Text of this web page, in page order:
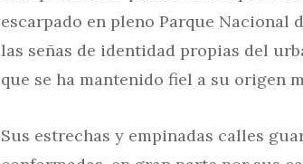
escarpado en pleno Parque Nacional
las señas de identidad propias del
que se ha mantenido fiel a su origen
Sus estrechas y empinadas calles